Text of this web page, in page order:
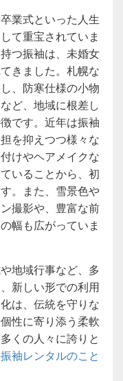
業式といった人生
て重宝されていま
つ振袖は、未婚女
きました。札幌な
、防寒仕様の小物
ど、地域に根差し
です。近年は振袖
を抑えつつ様々な
けやヘアメイクな
いることから、初
。また、雪景色や
撮影や、豊富な前
幅も広がっていま
地域行事など、多
新しい形での利用
は、伝統を守りな
性に寄り添う柔軟
くの人々に誇りと
袖レンタルのこと